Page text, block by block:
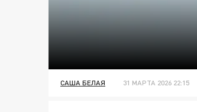
САША БЕЛАЯ 31 МАРТА 2026 22:15